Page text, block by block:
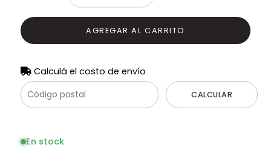
AGREGAR AL CARRITO
Calculá el costo de envío
CALCULAR
En stock